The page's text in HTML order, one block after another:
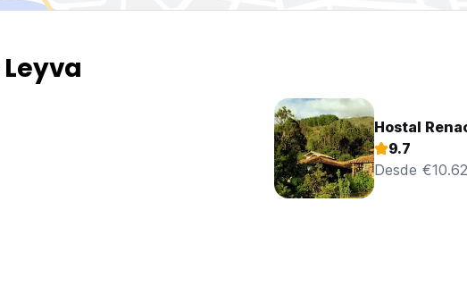
Hostal
9.7
Desde €10.62